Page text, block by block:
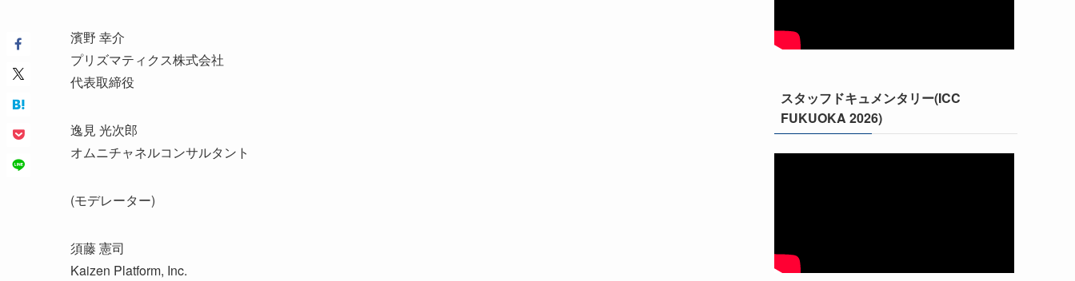
濱野 幸介
プリズマティクス株式会社
代表取締役
逸見 光次郎
オムニチャネルコンサルタント
(モデレーター)
須藤 憲司
Kaizen Platform, Inc.
スタッフドキュメンタリー(ICC
FUKUOKA 2026)